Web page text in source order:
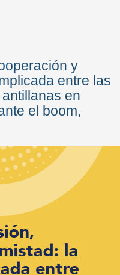
y
entre las
en
el boom,